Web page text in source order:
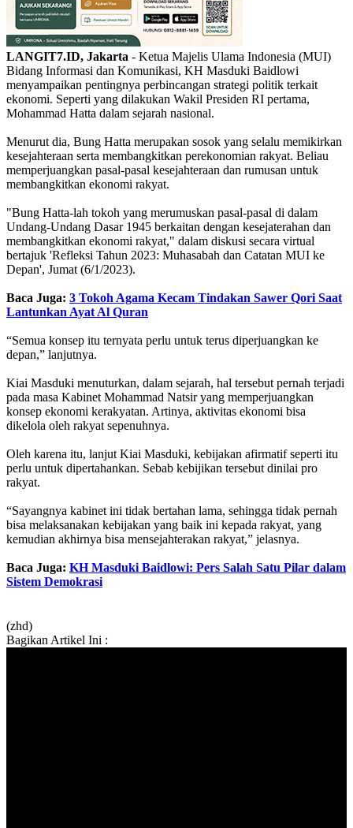
LANGIT7.ID, Jakarta - Ketua Majelis Ulama Indonesia (MUI)
Bidang Informasi dan Komunikasi, KH Masduki Baidlowi
menyampaikan pentingnya perbincangan strategi politik terkait
ekonomi. Seperti yang dilakukan Wakil Presiden RI pertama,
Mohammad Hatta dalam sejarah nasional.
Menurut dia, Bung Hatta merupakan sosok yang selalu memikirkan
kesejahteraan serta membangkitkan perekonomian rakyat. Beliau
memperjuangkan pasal-pasal kesejahteraan dan rumusan untuk
membangkitkan ekonomi rakyat.
"Bung Hatta-lah tokoh yang merumuskan pasal-pasal di dalam
Undang-Undang Dasar 1945 berkaitan dengan kesejaterahan dan
membangkitkan ekonomi rakyat," dalam diskusi secara virtual
bertajuk 'Refleksi Tahun 2023: Muhasabah dan Catatan MUI ke
Depan', Jumat (6/1/2023).
Baca Juga: 3 Tokoh Agama Kecam Tindakan Sawer Qori Saat
Lantunkan Ayat Al Quran
“Semua konsep itu ternyata perlu untuk terus diperjuangkan ke
depan,” lanjutnya.
Kiai Masduki menuturkan, dalam sejarah, hal tersebut pernah terjadi
pada masa Kabinet Mohammad Natsir yang memperjuangkan
konsep ekonomi kerakyatan. Artinya, aktivitas ekonomi bisa
dikelola oleh rakyat sepenuhnya.
Oleh karena itu, lanjut Kiai Masduki, kebijakan afirmatif seperti itu
perlu untuk dipertahankan. Sebab kebijikan tersebut dinilai pro
rakyat.
“Sayangnya kabinet ini tidak bertahan lama, sehingga tidak pernah
bisa melaksanakan kebijakan yang baik ini kepada rakyat, yang
kemudian akhirnya bisa mensejahterakan rakyat,” jelasnya.
Baca Juga: KH Masduki Baidlowi: Pers Salah Satu Pilar dalam
Sistem Demokrasi
(zhd)
Bagikan Artikel Ini :